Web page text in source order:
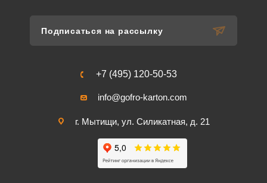
Подписаться на рассылку
+7 (495) 120-50-53
info@gofro-karton.com
г. Мытищи, ул. Силикатная, д. 21